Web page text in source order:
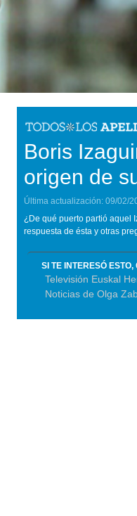
Boris
origen de
Última actualización: 09/02/
¿De qué puerto partió aquel
respuesta de ésta y otras
SI TE INTERESÓ
Televisión Euskal
Noticias de Olga